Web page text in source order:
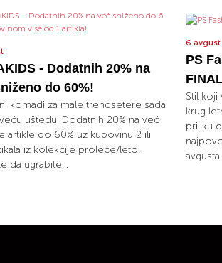
- Dodatnih 20% na
do 60%!
komadi za male trendsetere sada
uštedu. Dodatnih 20% na već
artikle do 60% uz kupovinu 2 ili
iz kolekcije proleće/leto.
da ugrabite...
6 avgust
PS
Stil koji
krug
priliku